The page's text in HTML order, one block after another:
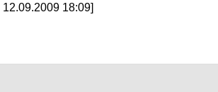
18:09]